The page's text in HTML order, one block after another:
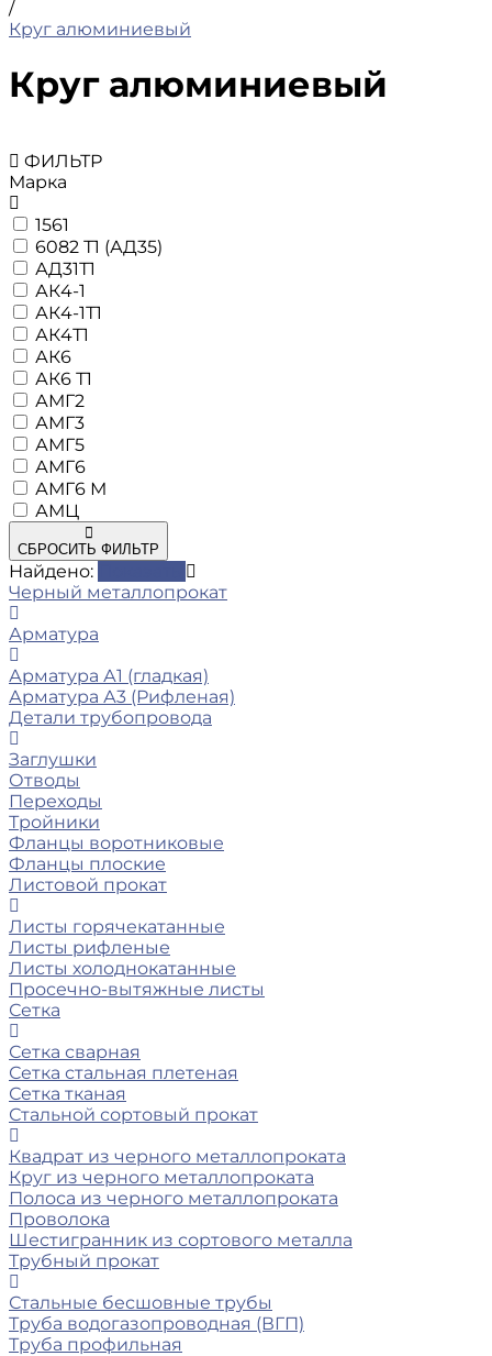
/
Круг алюминиевый
Круг алюминиевый
ФИЛЬТР
Марка
1561
6082 Т1 (АД35)
АД31Т1
АК4-1
АК4-1Т1
АК4Т1
АК6
АК6 Т1
АМГ2
АМГ3
АМГ5
АМГ6
АМГ6 М
АМЦ
СБРОСИТЬ ФИЛЬТР
Найдено:
Черный металлопрокат
Арматура
Арматура А1 (гладкая)
Арматура А3 (Рифленая)
Детали трубопровода
Заглушки
Отводы
Переходы
Тройники
Фланцы воротниковые
Фланцы плоские
Листовой прокат
Листы горячекатанные
Листы рифленые
Листы холоднокатанные
Просечно-вытяжные листы
Сетка
Сетка сварная
Сетка стальная плетеная
Сетка тканая
Стальной сортовый прокат
Квадрат из черного металлопроката
Круг из черного металлопроката
Полоса из черного металлопроката
Проволока
Шестигранник из сортового металла
Трубный прокат
Стальные бесшовные трубы
Труба водогазопроводная (ВГП)
Труба профильная